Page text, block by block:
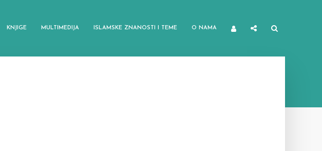
KNJIGE MULTIMEDIJA ISLAMSKE ZNANOSTI I TEME O NAMA